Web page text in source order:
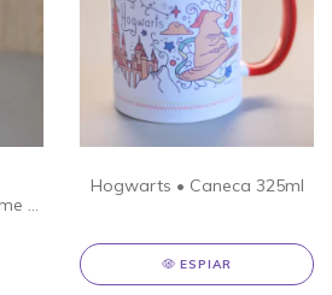
•
Hogwarts • Caneca 325ml
ESPIAR